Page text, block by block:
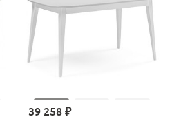
39 258 ₽